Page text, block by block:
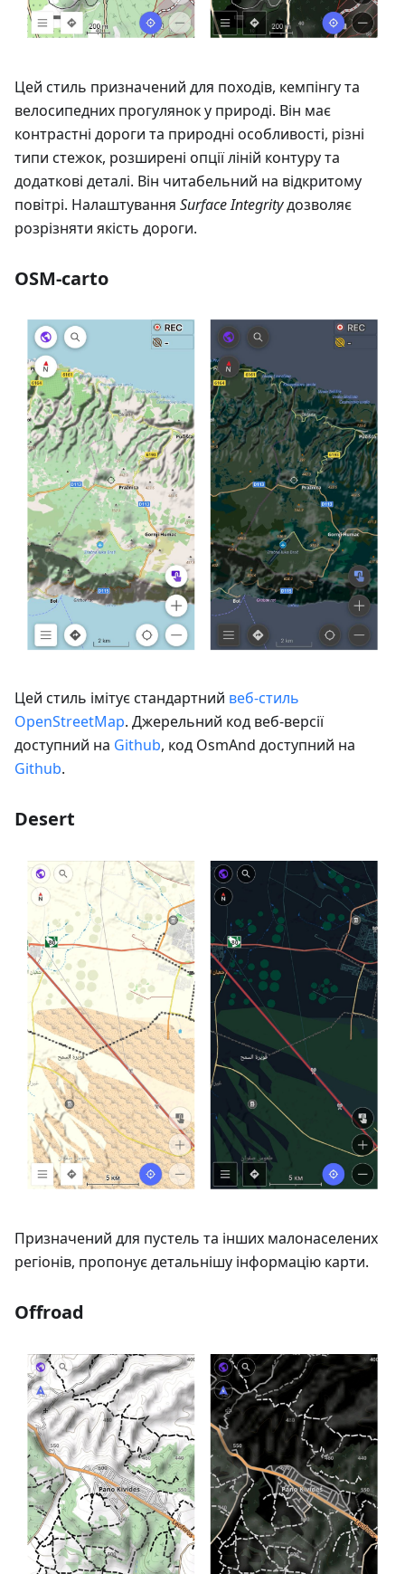
Цей стиль призначений для походів, кемпінгу та
велосипедних прогулянок у природі. Він має
контрастні дороги та природні особливості, різні
типи стежок, розширені опції ліній контуру та
додаткові деталі. Він читабельний на відкритому
повітрі. Налаштування Surface Integrityдозволяє
розрізняти якість дороги.
OSM-carto
Цей стиль імітує стандартний веб-стиль
OpenStreetMap. Джерельний код веб-версії
доступний на Github, код OsmAnd доступний на
Github.
Desert
Призначений для пустель та інших малонаселених
регіонів, пропонує детальнішу інформацію карти.
Offroad